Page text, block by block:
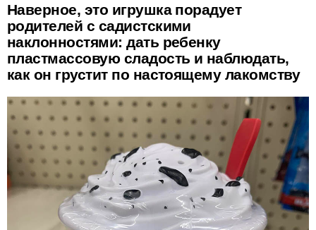
Наверное, это игрушка порадует
родителей с садистскими
наклонностями: дать ребенку
пластмассовую сладость и наблюдать,
как он грустит по настоящему лакомству